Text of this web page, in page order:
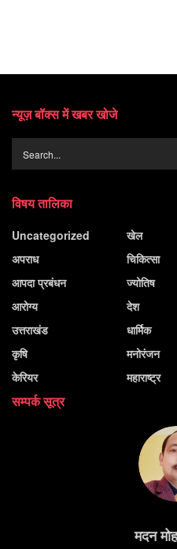
न्यूज़ बॉक्स में खबर खोजे
विषय तालिका
Uncategorized
अपराध
आपदा प्रबंधन
आरोग्य
उत्तराखंड
कृषि
केरियर
खेल
चिकित्सा
ज्योतिष
देश
धार्मिक
मनोरंजन
महाराष्ट्र
सम्पर्क सूत्र
मदन